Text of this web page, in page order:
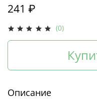
(0)
241 ₽
Описание